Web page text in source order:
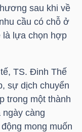
sau khi về
cầu có chỗ ở
là lựa chọn hợp
TS. Đinh Thế
sự dịch chuyển
trong một thành
càng
mong muốn